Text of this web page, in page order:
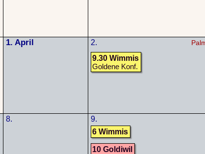
1. April 2.
9.30 Wimmis
Goldene Konf.
8.
9.
6 Wimmis
10 Goldiwil